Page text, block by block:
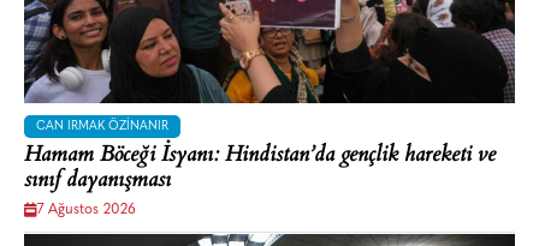
CAN IRMAK ÖZINANIR
Hamam Böceği İsyanı: Hindistan’da gençlik hareketi ve
sınıf dayanışması
7 Ağustos 2026